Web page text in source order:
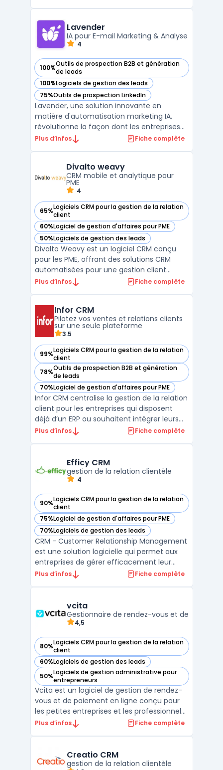
Humanlinker, les utilisateurs peuvent créer
des messages de vente pers ...
Lavender
IA pour E-mail Marketing & Analyse
4
100%Outils de prospection B2B et génération
de leads
— voir Lavender dans cette catégorie
100%Logiciels de gestion des leads
— voir Lavender dans cette catégorie
75%Outils de prospection LinkedIn
— voir Lavender dans cette catégorie
Lavender, une solution innovante en
matière d'automatisation marketing IA,
révolutionne la façon dont les entreprises
interagissent avec leurs clients. Cette
par e-mail, en se concentrant sur la
personnalisatio ...
Plus d’infos Fiche complète
Divalto weavy
CRM mobile et analytique pour
PME
4
65%Logiciels CRM pour la gestion de la relation
client
— voir Divalto weavy dans cette catégorie
60%Logiciel de gestion d'affaires pour PME
— voir Divalto weavy dans cette catégorie
50%Logiciels de gestion des leads
— voir Divalto weavy dans cette catégorie
Divalto Weavy est un logiciel CRM conçu
pour les PME, offrant des solutions CRM
automatisées pour une gestion client
efficace. Il permet une communication
Grâce à ses techniques de gestion et de
suivi des leads, Divalto Weavy ...
Plus d’infos Fiche complète
Infor CRM
Pilotez vos ventes et relations clients
sur une seule plateforme
3.5
99%Logiciels CRM pour la gestion de la relation
client
— voir Infor CRM dans cette catégorie
78%Outils de prospection B2B et génération
de leads
— voir Infor CRM dans cette catégorie
70%Logiciel de gestion d'affaires pour PME
— voir Infor CRM dans cette catégorie
Infor CRM centralise la gestion de la relation
client pour les entreprises qui disposent
déjà d’un ERP ou souhaitent intégrer leurs
flux commerciaux et services. Ce logiciel
suivi des clients sur toute la durée du cycl ...
Plus d’infos Fiche complète
Efficy CRM
gestion de la relation clientèle
4
90%Logiciels CRM pour la gestion de la relation
client
— voir Efficy CRM dans cette catégorie
75%Logiciel de gestion d'affaires pour PME
— voir Efficy CRM dans cette catégorie
70%Logiciels de gestion des leads
— voir Efficy CRM dans cette catégorie
CRM - Customer Relationship Management
est une solution logicielle qui permet aux
entreprises de gérer efficacement leur
relation client. Efficy CRM est l’un des
relation client tout-en-un pour les PME et
grandes entrep ...
Plus d’infos Fiche complète
vcita
Gestionnaire de rendez-vous et de
4,5
80%Logiciels CRM pour la gestion de la relation
client
— voir vcita dans cette catégorie
60%Logiciels de gestion des leads
— voir vcita dans cette catégorie
50%Logiciels de gestion administrative pour
entrepreneurs
— voir vcita dans cette catégorie
Vcita est un logiciel de gestion de rendez-
vous et de paiement en ligne conçu pour
les petites entreprises et les professionnels
indépendants. Il offre une gamme
avec leurs clients et à automatiser les
tâches admini ...
Plus d’infos Fiche complète
Creatio CRM
gestion de la relation clientèle